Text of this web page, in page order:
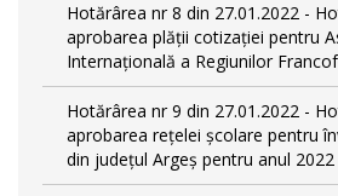
Hotărârea nr 8 din 27.01.2022 -
aprobarea plății cotizației pentru
Internațională a Regiunilor
Hotărârea nr 9 din 27.01.2022 -
aprobarea rețelei școlare pentru
din județul Argeș pentru anul 2022